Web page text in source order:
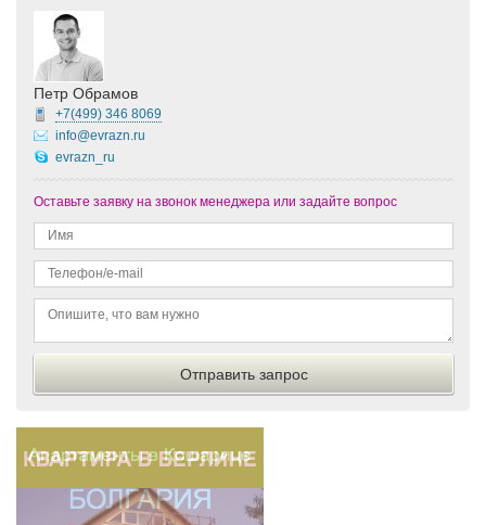
Петр Обрамов
+7(499) 346 8069
info@evrazn.ru
evrazn_ru
Оставьте заявку на звонок менеджера или задайте вопрос